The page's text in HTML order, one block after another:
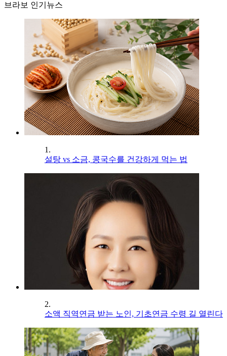
브라보 인기뉴스
1.
설탕 vs 소금, 콩국수를 건강하게 먹는 법
2.
소액 직역연금 받는 노인, 기초연금 수령 길 열린다